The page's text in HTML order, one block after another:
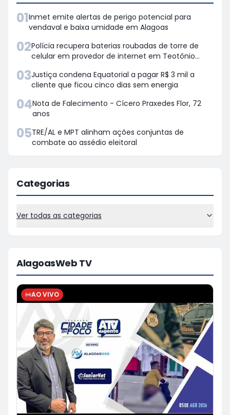
01Inmet emite alertas de perigo potencial para
vendaval e baixa umidade em Alagoas
02Polícia recupera baterias roubadas de torre de
celular em provedor de internet em Teotônio
03Justiça condena Equatorial a pagar R$ 3 mil a
cliente que ficou cinco dias sem energia
04Nota de Falecimento - Cícero Praxedes Flor, 72
anos
05TRE/AL e MPT alinham ações conjuntas de
combate ao assédio eleitoral
Categorias
Ver todas as categorias
AlagoasWeb TV
AO VIVO